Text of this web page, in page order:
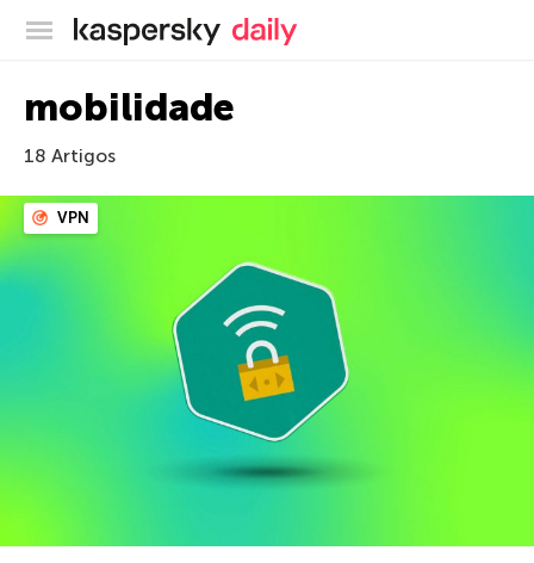
Blog oficial da Kaspersky
mobilidade
18 Artigos
VPN